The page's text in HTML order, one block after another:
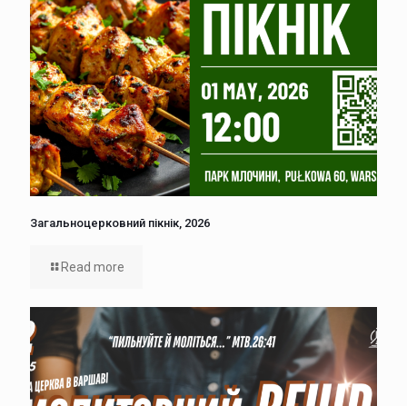
Загальноцерковний пікнік, 2026
Read more